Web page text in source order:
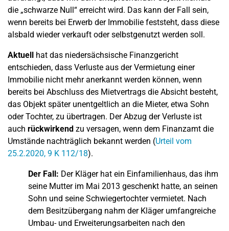
die „schwarze Null“ erreicht wird. Das kann der Fall sein,
wenn bereits bei Erwerb der Immobilie feststeht, dass diese
alsbald wieder verkauft oder selbstgenutzt werden soll.
Aktuell hat das niedersächsische Finanzgericht
entschieden, dass Verluste aus der Vermietung einer
Immobilie nicht mehr anerkannt werden können, wenn
bereits bei Abschluss des Mietvertrags die Absicht besteht,
das Objekt später unentgeltlich an die Mieter, etwa Sohn
oder Tochter, zu übertragen. Der Abzug der Verluste ist
auch rückwirkend zu versagen, wenn dem Finanzamt die
Umstände nachträglich bekannt werden (Urteil vom
25.2.2020, 9 K 112/18).
Der Fall: Der Kläger hat ein Einfamilienhaus, das ihm
seine Mutter im Mai 2013 geschenkt hatte, an seinen
Sohn und seine Schwiegertochter vermietet. Nach
dem Besitzübergang nahm der Kläger umfangreiche
Umbau- und Erweiterungsarbeiten nach den